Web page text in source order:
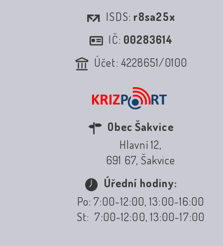
ISDS: r8sa25x
IČ: 00283614
Účet: 4228651/0100
Obec Šakvice
Hlavní 12,
691 67, Šakvice
Úřední hodiny:
Po: 7:00-12:00, 13:00-16:00
St: 7:00-12:00, 13:00-17:00